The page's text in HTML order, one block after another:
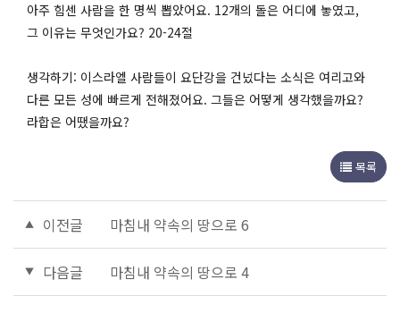
아주 힘센 사람을 한 명씩 뽑았어요. 12개의 돌은 어디에 놓였고,
그 이유는 무엇인가요? 20-24절
생각하기: 이스라엘 사람들이 요단강을 건넜다는 소식은 여리고와
다른 모든 성에 빠르게 전해졌어요. 그들은 어떻게 생각했을까요?
라합은 어땠을까요?
목록
이전글 마침내 약속의 땅으로 6
다음글 마침내 약속의 땅으로 4